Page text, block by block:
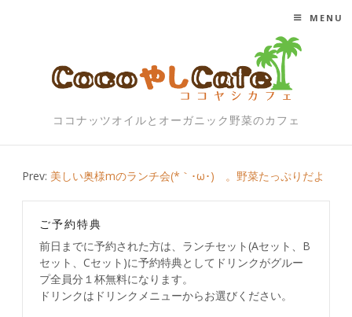
ココナッツオイルとオーガニック野菜のカフェ
MENU
Post
navigation
Prev: 美しい奥様mのランチ会(*｀･ω･)ゞ。野菜たっぷりだよ
ご予約特典
前日までに予約された方は、ランチセット(Aセット、B
セット、Cセット)に予約特典としてドリンクがグルー
プ全員分１杯無料になります。
ドリンクはドリンクメニューからお選びください。